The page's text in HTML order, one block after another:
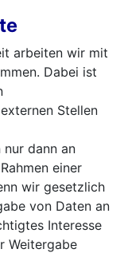
arbeiten wir mit
Dabei ist
Stellen
dann an
einer
wir gesetzlich
von Daten an
Interesse
Weitergabe